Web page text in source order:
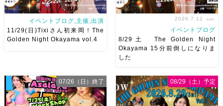
岡！The Golden Night
Okayama vol.4 本日8/1よりお
申し込みスタートです
【
イベントブログ,主催,出演
11/29(日)Tixiさん初来岡！The
Golden Night Okayama vol.4
やってくる
しかも生徒さんが
三人も参加してくれますよ
皆
さんソロとそして三人の群舞を
2026.7.12 sun.
イベントブログ
8/29土 The Golden Night
Okayama 15分前倒しになりま
した
07/26（日）終了 08/29（土）予定